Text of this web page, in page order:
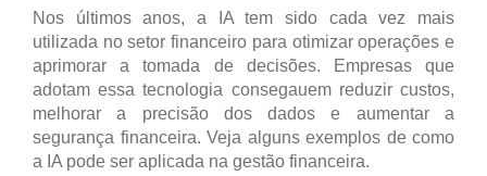
Nos últimos anos, a IA tem sido cada vez mais
utilizada no setor financeiro para otimizar operações e
aprimorar a tomada de decisões. Empresas que
adotam essa tecnologia consegauem reduzir custos,
melhorar a precisão dos dados e aumentar a
segurança financeira. Veja alguns exemplos de como
a IA pode ser aplicada na gestão financeira.